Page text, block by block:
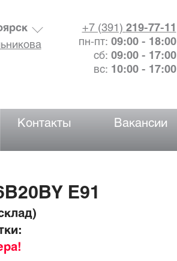
+7 (391) 219-77-11
пн-пт: 09:00 - 18:00
сб: 09:00 - 17:00
вс: 10:00 - 17:00
Контакты Вакансии
E91